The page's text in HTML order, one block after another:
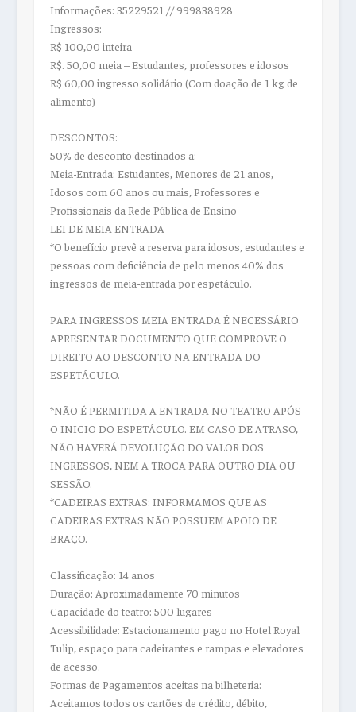
Informações: 35229521 // 999838928
Ingressos:
R$ 100,00 inteira
R$. 50,00 meia – Estudantes, professores e idosos
R$ 60,00 ingresso solidário (Com doação de 1 kg de
alimento)
DESCONTOS:
50% de desconto destinados a:
Meia-Entrada: Estudantes, Menores de 21 anos,
Idosos com 60 anos ou mais, Professores e
Profissionais da Rede Pública de Ensino
LEI DE MEIA ENTRADA
*O benefício prevê a reserva para idosos, estudantes e
pessoas com deficiência de pelo menos 40% dos
ingressos de meia-entrada por espetáculo.
PARA INGRESSOS MEIA ENTRADA É NECESSÁRIO
APRESENTAR DOCUMENTO QUE COMPROVE O
DIREITO AO DESCONTO NA ENTRADA DO
ESPETÁCULO.
*NÃO É PERMITIDA A ENTRADA NO TEATRO APÓS
O INICIO DO ESPETÁCULO. EM CASO DE ATRASO,
NÃO HAVERÁ DEVOLUÇÃO DO VALOR DOS
INGRESSOS, NEM A TROCA PARA OUTRO DIA OU
SESSÃO.
*CADEIRAS EXTRAS: INFORMAMOS QUE AS
CADEIRAS EXTRAS NÃO POSSUEM APOIO DE
BRAÇO.
Classificação: 14 anos
Duração: Aproximadamente 70 minutos
Capacidade do teatro: 500 lugares
Acessibilidade: Estacionamento pago no Hotel Royal
Tulip, espaço para cadeirantes e rampas e elevadores
de acesso.
Formas de Pagamentos aceitas na bilheteria:
Aceitamos todos os cartões de crédito, débito,